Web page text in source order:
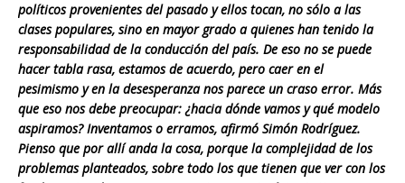
políticos provenientes del pasado y ellos tocan, no sólo a las
clases populares, sino en mayor grado a quienes han tenido la
responsabilidad de la conducción del país. De eso no se puede
hacer tabla rasa, estamos de acuerdo, pero caer en el
pesimismo y en la desesperanza nos parece un craso error. Más
que eso nos debe preocupar: ¿hacia dónde vamos y qué modelo
aspiramos? Inventamos o erramos, afirmó Simón Rodríguez.
Pienso que por allí anda la cosa, porque la complejidad de los
problemas planteados, sobre todo los que tienen que ver con los